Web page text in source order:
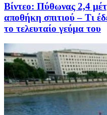
Βίντεο: Πύθωνας 2,4
αποθήκη σπιτιού – Τι
το τελευταίο γεύμα του